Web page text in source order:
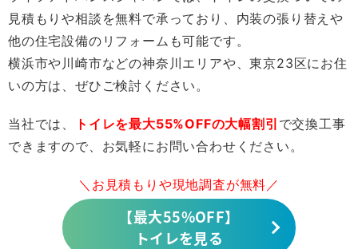
見積もりや相談を無料で承っており、内装の張り替えや
他の住宅設備のリフォームも可能です。
横浜市や川崎市などの神奈川エリアや、東京23区にお住
いの方は、ぜひご検討ください。
当社では、 トイレを最大55%OFFの大幅割引 で交換工事
できますので、お気軽にお問い合わせください。
＼お見積もりや現地調査が無料／
【最大55%OFF】
トイレを見る